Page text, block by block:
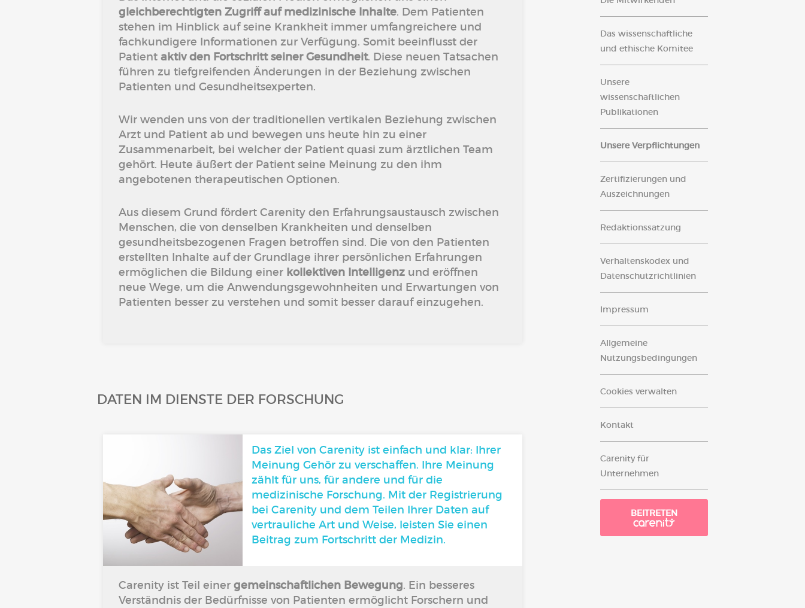
Das wissenschaftliche
und ethische Komitee
Unsere
wissenschaftlichen
Publikationen
Unsere Verpflichtungen
Zertifizierungen und
Auszeichnungen
Redaktionssatzung
Verhaltenskodex und
Datenschutzrichtlinien
Impressum
Allgemeine
Nutzungsbedingungen
Cookies verwalten
Kontakt
Carenity für
Unternehmen
BEITRETEN
gleichberechtigten Zugriff auf medizinische Inhalte. Dem Patienten
stehen im Hinblick auf seine Krankheit immer umfangreichere und
fachkundigere Informationen zur Verfügung. Somit beeinflusst der
Patient aktiv den Fortschritt seiner Gesundheit. Diese neuen Tatsachen
führen zu tiefgreifenden Änderungen in der Beziehung zwischen
Patienten und Gesundheitsexperten.
Wir wenden uns von der traditionellen vertikalen Beziehung zwischen
Arzt und Patient ab und bewegen uns heute hin zu einer
Zusammenarbeit, bei welcher der Patient quasi zum ärztlichen Team
gehört. Heute äußert der Patient seine Meinung zu den ihm
angebotenen therapeutischen Optionen.
Aus diesem Grund fördert Carenity den Erfahrungsaustausch zwischen
Menschen, die von denselben Krankheiten und denselben
gesundheitsbezogenen Fragen betroffen sind. Die von den Patienten
erstellten Inhalte auf der Grundlage ihrer persönlichen Erfahrungen
ermöglichen die Bildung einer kollektiven Intelligenz und eröffnen
neue Wege, um die Anwendungsgewohnheiten und Erwartungen von
Patienten besser zu verstehen und somit besser darauf einzugehen.
DATEN IM DIENSTE DER FORSCHUNG
Das Ziel von Carenity ist einfach und klar: Ihrer
Meinung Gehör zu verschaffen. Ihre Meinung
zählt für uns, für andere und für die
medizinische Forschung. Mit der Registrierung
bei Carenity und dem Teilen Ihrer Daten auf
vertrauliche Art und Weise, leisten Sie einen
Beitrag zum Fortschritt der Medizin.
Carenity ist Teil einer gemeinschaftlichen Bewegung. Ein besseres
Verständnis der Bedürfnisse von Patienten ermöglicht Forschern und